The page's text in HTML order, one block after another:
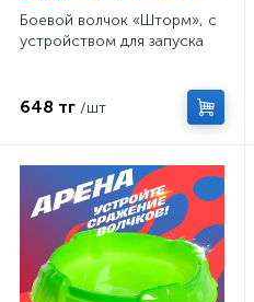
Боевой волчок «Шторм», с
устройством для запуска
648 тг /шт